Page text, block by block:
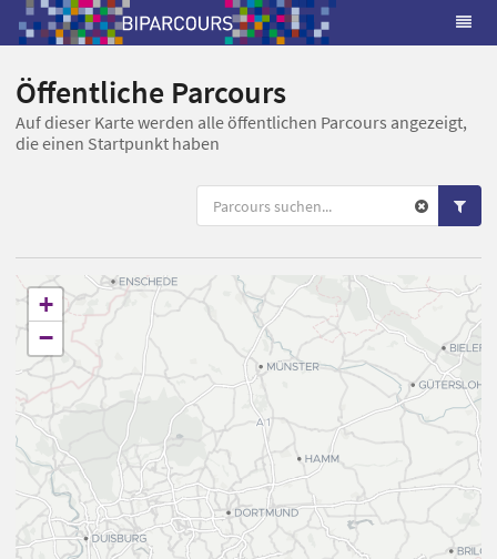
Öffentliche Parcours
Auf dieser Karte werden alle öffentlichen Parcours angezeigt,
die einen Startpunkt haben
+
−